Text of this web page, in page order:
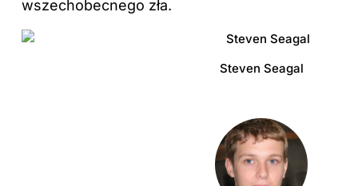
wszechobecnego zła.
Steven Seagal